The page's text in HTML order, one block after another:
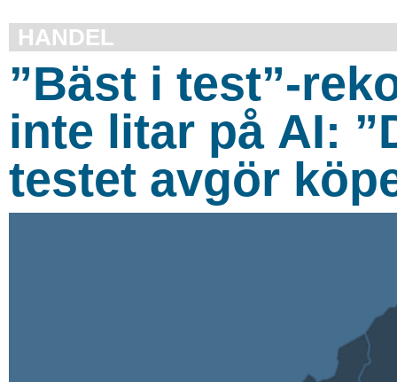
HANDEL
”Bäst i test”-
inte litar på AI:
testet avgör